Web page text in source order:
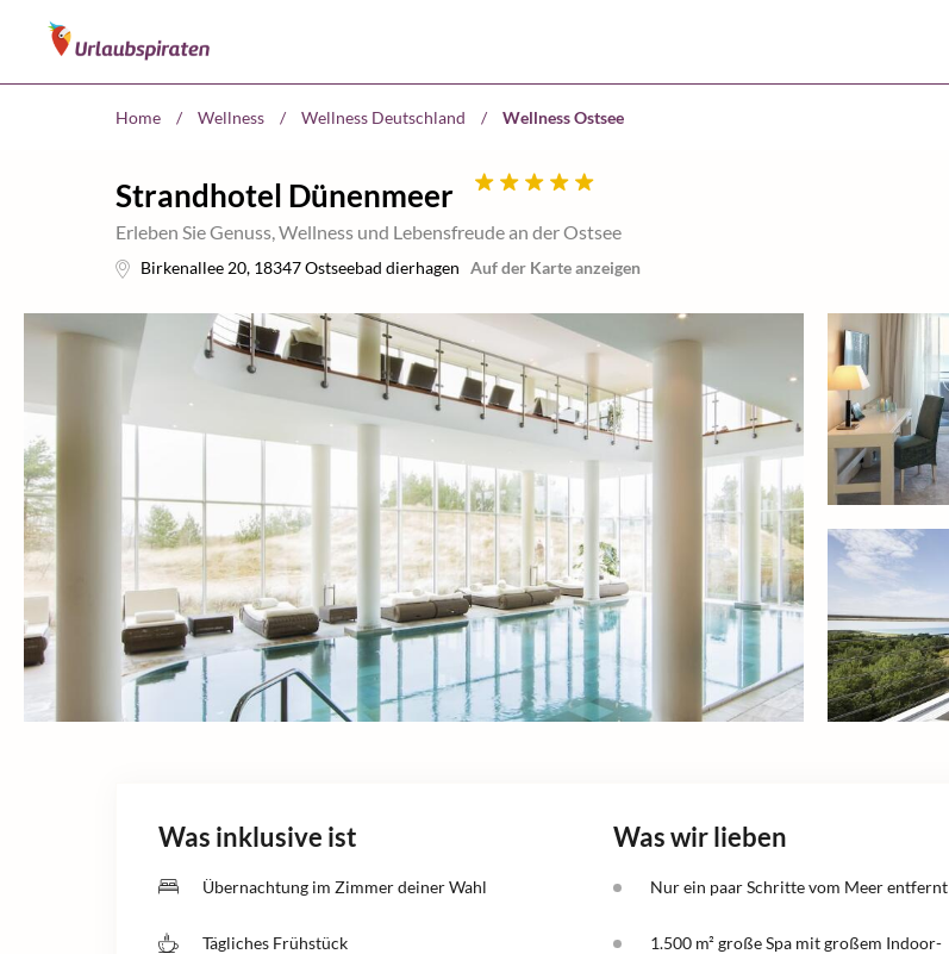
Home / Wellness / Wellness Deutschland / Wellness Ostsee
Strandhotel Dünenmeer
Erleben Sie Genuss, Wellness und Lebensfreude an der Ostsee
Birkenallee 20, 18347Ostseebad dierhagen Auf der Karte anzeigen
Was inklusive ist
Übernachtung im Zimmer deiner Wahl
Tägliches Frühstück
Was wir lieben
Nur ein paar Schritte vom Meer entfernt
1.500 m² große Spa mit großem Indoor-